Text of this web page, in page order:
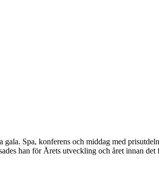
Spa, konferens och middag med
han för Årets utveckling och året innan